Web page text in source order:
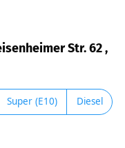
Str. 62 ,
Super (E10) Diesel